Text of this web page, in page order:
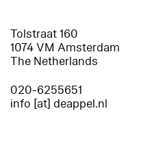
Tolstraat 160
1074 VM Amsterdam
The Netherlands
020-6255651
info [at] deappel.nl